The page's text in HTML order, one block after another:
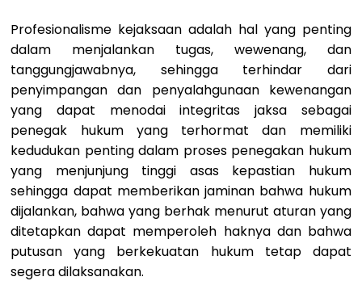
Profesionalisme kejaksaan adalah hal yang penting
dalam menjalankan tugas, wewenang, dan
tanggungjawabnya, sehingga terhindar dari
penyimpangan dan penyalahgunaan kewenangan
yang dapat menodai integritas jaksa sebagai
penegak hukum yang terhormat dan memiliki
kedudukan penting dalam proses penegakan hukum
yang menjunjung tinggi asas kepastian hukum
sehingga dapat memberikan jaminan bahwa hukum
dijalankan, bahwa yang berhak menurut aturan yang
ditetapkan dapat memperoleh haknya dan bahwa
putusan yang berkekuatan hukum tetap dapat
segera dilaksanakan.